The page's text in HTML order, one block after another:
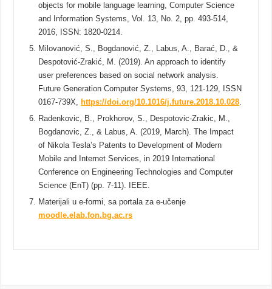
objects for mobile language learning, Computer Science
and Information Systems, Vol. 13, No. 2, pp. 493-514,
2016, ISSN: 1820-0214.
Milovanović, S., Bogdanović, Z., Labus, A., Barać, D., &
Despotović-Zrakić, M. (2019). An approach to identify
user preferences based on social network analysis.
Future Generation Computer Systems, 93, 121-129, ISSN
0167-739X, https://doi.org/10.1016/j.future.2018.10.028.
Radenkovic, B., Prokhorov, S., Despotovic-Zrakic, M.,
Bogdanovic, Z., & Labus, A. (2019, March). The Impact
of Nikola Tesla’s Patents to Development of Modern
Mobile and Internet Services, in 2019 International
Conference on Engineering Technologies and Computer
Science (EnT) (pp. 7-11). IEEE.
Materijali u e-formi, sa portala za e-učenje
moodle.elab.fon.bg.ac.rs